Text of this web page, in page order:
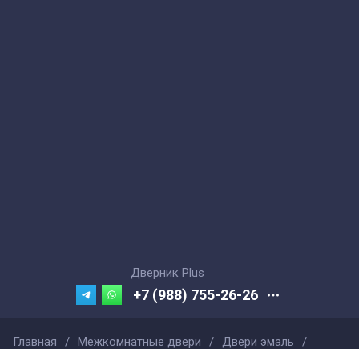
Дверник Plus
+7 (988) 755-26-26
Главная / Межкомнатные двери / Двери эмаль
/